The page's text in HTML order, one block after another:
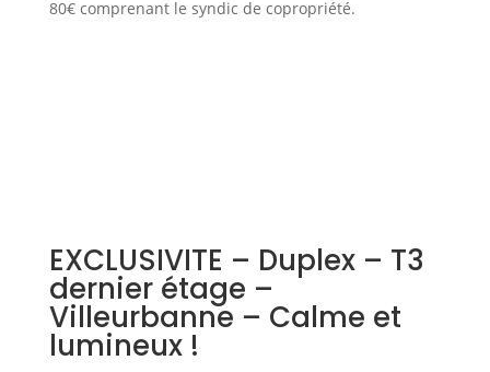
80€ comprenant le syndic de copropriété.
EXCLUSIVITE – Duplex – T3
dernier étage –
Villeurbanne – Calme et
lumineux !